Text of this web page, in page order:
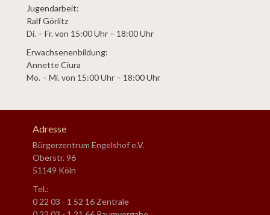
Jugendarbeit:
Ralf Görlitz
Di. – Fr. von 15:00 Uhr – 18:00 Uhr
Erwachsenenbildung:
Annette Ciura
Mo. – Mi. von 15:00 Uhr – 18:00 Uhr
Adresse
Bürgerzentrum Engelshof e.V.
Oberstr. 96
51149 Köln
Tel.:
0 22 03 - 1 52 16 Zentrale